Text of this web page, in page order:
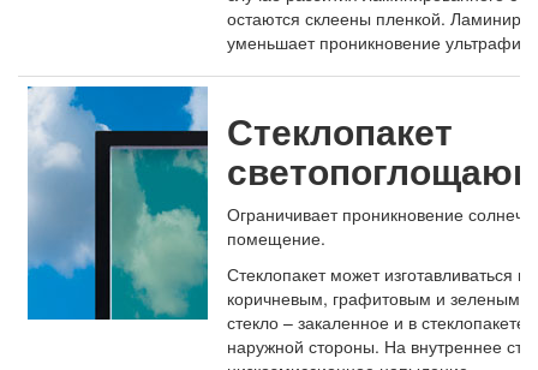
остаются склеены пленкой.
уменьшает проникновение
Стеклопакет
Ограничивает проникновение
помещение.
Стеклопакет может изготавливаться в
коричневым, графитовым и зеленым.
стекло – закаленное и в стеклопакете
наружной стороны. На внутреннее